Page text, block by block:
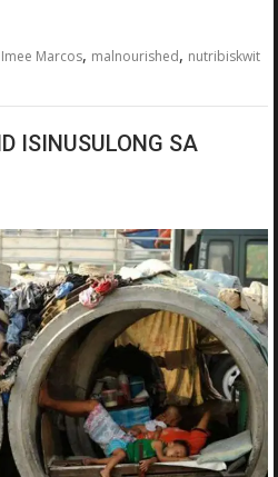
Imee Marcos, malnourished, nutribiskwit
ISINUSULONG SA